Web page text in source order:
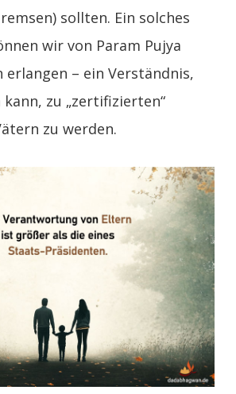
sollten. Ein solches
wir von Param Pujya
erlangen – ein Verständnis,
zu „zertifizierten“
zu werden.